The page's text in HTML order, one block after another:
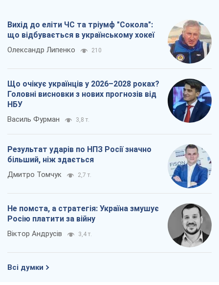
Вихід до еліти ЧС та тріумф "Сокола":
що відбувається в українському хокеї
Олександр Липенко 210
Що очікує українців у 2026–2028 роках?
Головні висновки з нових прогнозів від
НБУ
Василь Фурман 3,8 т.
Результат ударів по НПЗ Росії значно
більший, ніж здається
Дмитро Томчук 2,7 т.
Не помста, а стратегія: Україна змушує
Росію платити за війну
Віктор Андрусів 3,4 т.
Всі думки